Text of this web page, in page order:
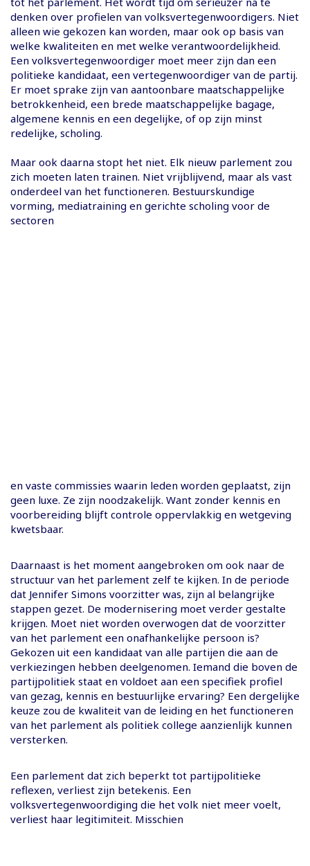
denken over profielen van volksvertegenwoordigers. Niet
alleen wie gekozen kan worden, maar ook op basis van
welke kwaliteiten en met welke verantwoordelijkheid.
Een volksvertegenwoordiger moet meer zijn dan een
politieke kandidaat, een vertegenwoordiger van de partij.
Er moet sprake zijn van aantoonbare maatschappelijke
betrokkenheid, een brede maatschappelijke bagage,
algemene kennis en een degelijke, of op zijn minst
redelijke, scholing.
Maar ook daarna stopt het niet. Elk nieuw parlement zou
zich moeten laten trainen. Niet vrijblijvend, maar als vast
onderdeel van het functioneren. Bestuurskundige
vorming, mediatraining en gerichte scholing voor de
sectoren
en vaste commissies waarin leden worden geplaatst, zijn
geen luxe. Ze zijn noodzakelijk. Want zonder kennis en
voorbereiding blijft controle oppervlakkig en wetgeving
kwetsbaar.
Daarnaast is het moment aangebroken om ook naar de
structuur van het parlement zelf te kijken. In de periode
dat Jennifer Simons voorzitter was, zijn al belangrijke
stappen gezet. De modernisering moet verder gestalte
krijgen. Moet niet worden overwogen dat de voorzitter
van het parlement een onafhankelijke persoon is?
Gekozen uit een kandidaat van alle partijen die aan de
verkiezingen hebben deelgenomen. Iemand die boven de
partijpolitiek staat en voldoet aan een specifiek profiel
van gezag, kennis en bestuurlijke ervaring? Een dergelijke
keuze zou de kwaliteit van de leiding en het functioneren
van het parlement als politiek college aanzienlijk kunnen
versterken.
Een parlement dat zich beperkt tot partijpolitieke
reflexen, verliest zijn betekenis. Een
volksvertegenwoordiging die het volk niet meer voelt,
verliest haar legitimiteit. Misschien